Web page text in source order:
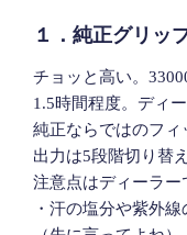
１．純正グリッ
チョッと高い。
1.5時間程度。ディ
純正ならではのフィ
出力は5段階切り替
注意点はディーラー
・汗の塩分や紫外